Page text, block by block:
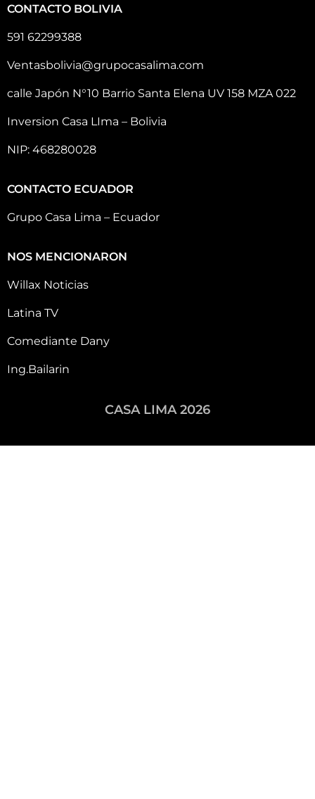
CONTACTO BOLIVIA
591 62299388
Ventasbolivia@grupocasalima.com
calle Japón N°10 Barrio Santa Elena UV 158 MZA 022
Inversion Casa LIma – Bolivia
NIP: 468280028
CONTACTO ECUADOR
Grupo Casa Lima – Ecuador
NOS MENCIONARON
Willax Noticias
Latina TV
Comediante Dany
Ing.Bailarin
CASA LIMA 2026